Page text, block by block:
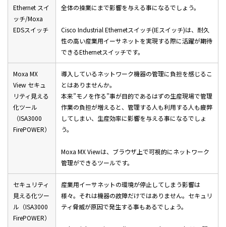
Ethernet スイ
ッチ/Moxa
EDSスイッチ
全体の操業にまで影響を与える事になるでしょう。
Cisco Industrial Ethernetスイッチ(IEスイッチ)は、耐久
性の高い産業用イーサネットを実現する際に活躍が期待
できるEthernetスイッチです。
Moxa MX
View セキュ
リティ見える
化ツール
（ISA3000
FirePOWER）
導入しているネットワーク機器の管理に負担を感じるこ
とはありませんか。
本来”モノを作る”事が目的であるはずの生産現場で管理
作業の負担が増えると、管理する人も利用する人も疲弊
してしまい、生産効率に影響を与える事になるでしょ
う。
Moxa MX Viewは、ブラウザ上で可視的にネットワーク
管理ができるツールです。
セキュリティ
見える化ツー
ル（ISA3000
FirePOWER）
産業用イーサネットの環境が停止してしまう影響は
様々。それは機器の故障だけではありません。セキュリ
ティ脅威が原因で発生する事もあるでしょう。